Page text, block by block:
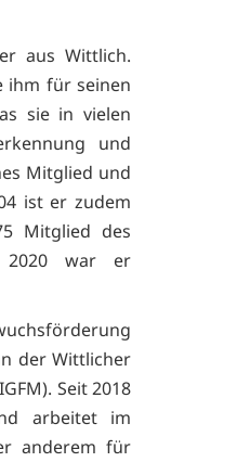
aus Wittlich.
ihm für seinen
sie in vielen
und
Mitglied und
ist er zudem
Mitglied des
2020 war er
der Wittlicher
Seit 2018
arbeitet im
anderem für